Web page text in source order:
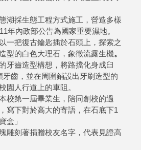
湖採生態工程方式施工，營造多樣
年內政部公告為國家重要濕地。
一把復古鑰匙插於石頭上，探索之
型的白色大理石，象徵流露生機。
牙齒造型構想，將路擋化身成臼
齒，並在周圍鋪設出牙刷造型的
園人行道上的車阻。
校第一屆畢業生，陪同創校的過
寫下對於高大的寄語，在石底下1
盒」
雕刻著捐贈校友名字，代表見證高